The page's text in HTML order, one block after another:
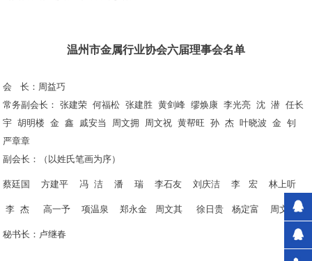
温州市金属行业协会六届理事会名单
会 长：周益巧
常务副会长： 张建荣 何福松 张建胜 黄剑峰 缪焕康 李光亮 沈 潜 任长
宇 胡明楼 金 鑫 戚安当 周文拥 周文祝 黄帮旺 孙 杰 叶晓波 金 钊
严章章
副会长：（以姓氏笔画为序）
蔡廷国 方建平冯 洁潘 瑞李石友 刘庆洁李 宏 林上听
李 杰高一予 项温泉 郑永金 周文其 徐日贵 杨定富 周文恩
秘书长：卢继春